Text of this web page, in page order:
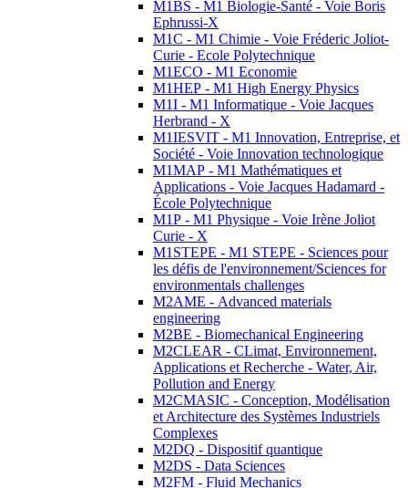
M1BS - M1 Biologie-Santé - Voie Boris
Ephrussi-X
M1C - M1 Chimie - Voie Fréderic Joliot-
Curie - Ecole Polytechnique
M1ECO - M1 Economie
M1HEP - M1 High Energy Physics
M1I - M1 Informatique - Voie Jacques
Herbrand - X
M1IESVIT - M1 Innovation, Entreprise, et
Société - Voie Innovation technologique
M1MAP - M1 Mathématiques et
Applications - Voie Jacques Hadamard -
École Polytechnique
M1P - M1 Physique - Voie Irène Joliot
Curie - X
M1STEPE - M1 STEPE - Sciences pour
les défis de l'environnement/Sciences for
environmentals challenges
M2AME - Advanced materials
engineering
M2BE - Biomechanical Engineering
M2CLEAR - CLimat, Environnement,
Applications et Recherche - Water, Air,
Pollution and Energy
M2CMASIC - Conception, Modélisation
et Architecture des Systèmes Industriels
Complexes
M2DQ - Dispositif quantique
M2DS - Data Sciences
M2FM - Fluid Mechanics